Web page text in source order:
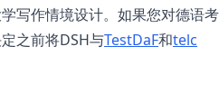
写作情境设计。如果您对德语考
之前将DSH与TestDaF和telc